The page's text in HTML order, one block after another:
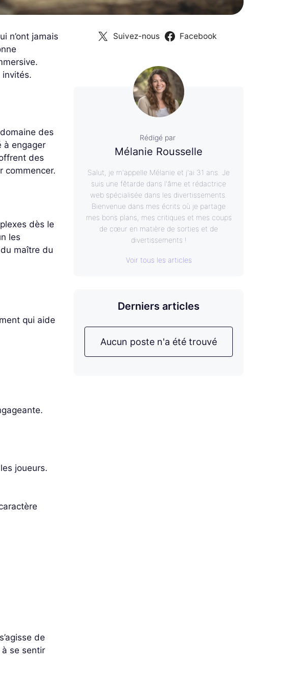
n’ont jamais
invités.
des
à engager
des
commencer.
dès le
les
maître du
qui aide
joueurs.
de
se sentir
Suivez-nous Facebook
Rédigé par
Mélanie Rousselle
Salut, je m'appelle Mélanie et j'ai 31 ans. Je
suis une fêtarde dans l'âme et rédactrice
web spécialisée dans les divertissements.
Bienvenue dans mes écrits où je partage
mes bons plans, mes critiques et mes coups
de cœur en matière de sorties et de
divertissements !
Voir tous les articles
Derniers articles
Aucun poste n'a été trouvé